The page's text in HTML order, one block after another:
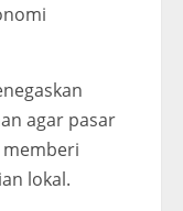
agar pasar
lokal.